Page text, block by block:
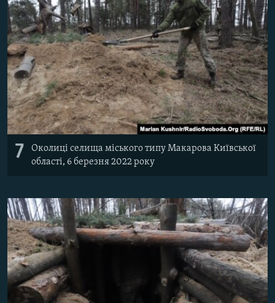
7
Околиці селища міського типу Макарова Київської
області, 6 березня 2022 року